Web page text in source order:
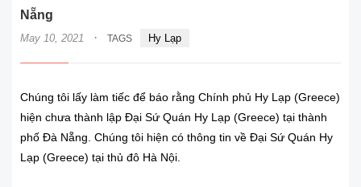
Nẵng
May 10, 2021 · TAGS Hy Lạp
Chúng tôi lấy làm tiếc để báo rằng Chính phủ Hy Lạp (Greece)
hiện chưa thành lập Đại Sứ Quán Hy Lạp (Greece) tại thành
phố Đà Nẵng. Chúng tôi hiện có thông tin về Đại Sứ Quán Hy
Lạp (Greece) tại thủ đô Hà Nội.